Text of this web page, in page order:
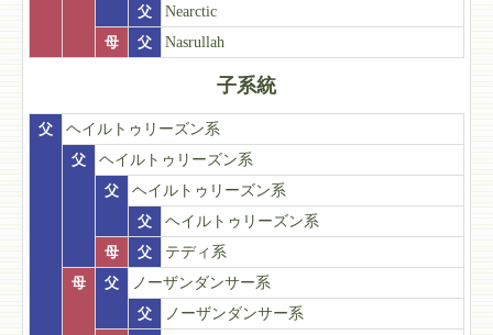
父
Nearctic
母
父 Nasrullah
子系統
父
ヘイルトゥリーズン系
父
ヘイルトゥリーズン系
父
ヘイルトゥリーズン系
父
ヘイルトゥリーズン系
母
父
テディ系
母
父
ノーザンダンサー系
父
ノーザンダンサー系